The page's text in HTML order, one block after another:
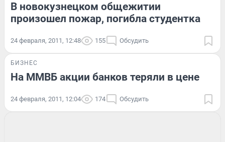
В новокузнецком общежитии
произошел пожар, погибла студентка
24 февраля, 2011, 12:48 155 Обсудить
БИЗНЕС
На ММВБ акции банков теряли в цене
24 февраля, 2011, 12:04 174 Обсудить